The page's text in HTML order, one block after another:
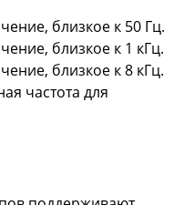
близкое к 50 Гц.
близкое к 1 кГц.
близкое к 8 кГц.
частота для